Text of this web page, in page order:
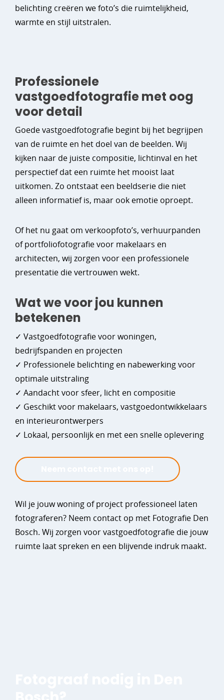
belichting creëren we foto’s die ruimtelijkheid,
warmte en stijl uitstralen.
Professionele
vastgoedfotografie met oog
voor detail
Goede vastgoedfotografie begint bij het begrijpen
van de ruimte en het doel van de beelden. Wij
kijken naar de juiste compositie, lichtinval en het
perspectief dat een ruimte het mooist laat
uitkomen. Zo ontstaat een beeldserie die niet
alleen informatief is, maar ook emotie oproept.
Of het nu gaat om verkoopfoto’s, verhuurpanden
of portfoliofotografie voor makelaars en
architecten, wij zorgen voor een professionele
presentatie die vertrouwen wekt.
Wat we voor jou kunnen
betekenen
✓ Vastgoedfotografie voor woningen,
bedrijfspanden en projecten
✓ Professionele belichting en nabewerking voor
optimale uitstraling
✓ Aandacht voor sfeer, licht en compositie
✓ Geschikt voor makelaars, vastgoedontwikkelaars
en interieurontwerpers
✓ Lokaal, persoonlijk en met een snelle oplevering
Wil je jouw woning of project professioneel laten
fotograferen? Neem contact op met Fotografie Den
Bosch. Wij zorgen voor vastgoedfotografie die jouw
ruimte laat spreken en een blijvende indruk maakt.